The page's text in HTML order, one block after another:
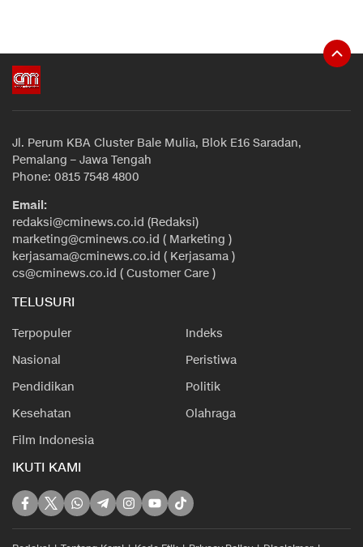
Jl. Perum KBA Cluster Bale Mulia, Blok E16 Saradan,
Pemalang – Jawa Tengah
Phone: 0815 7548 4800
Email:
redaksi@cminews.co.id (Redaksi)
marketing@cminews.co.id ( Marketing )
kerjasama@cminews.co.id ( Kerjasama )
cs@cminews.co.id ( Customer Care )
TELUSURI
Terpopuler
Indeks
Nasional
Peristiwa
Pendidikan
Politik
Kesehatan
Olahraga
Film Indonesia
IKUTI KAMI